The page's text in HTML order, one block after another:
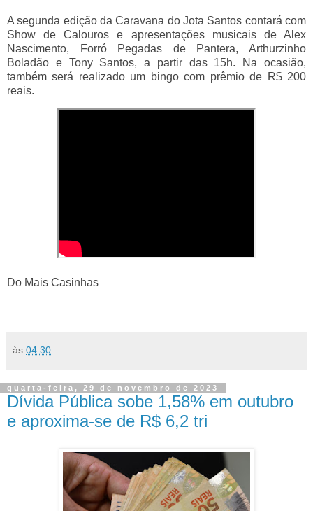
A segunda edição da Caravana do Jota Santos contará com
Show de Calouros e apresentações musicais de Alex
Nascimento, Forró Pegadas de Pantera, Arthurzinho
Boladão e Tony Santos, a partir das 15h. Na ocasião,
também será realizado um bingo com prêmio de R$ 200
reais.
Do Mais Casinhas
às 04:30
quarta-feira, 29 de novembro de 2023
Dívida Pública sobe 1,58% em outubro
e aproxima-se de R$ 6,2 tri